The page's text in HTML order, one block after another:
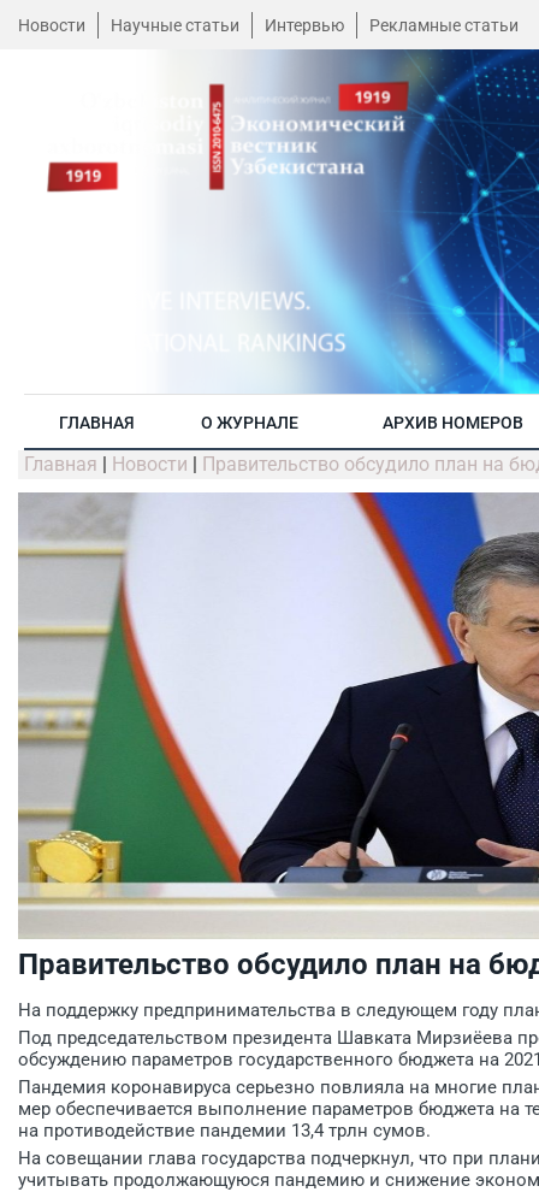
Новости Научные статьи Интервью Рекламные статьи
ГЛАВНАЯ О ЖУРНАЛЕ АРХИВ НОМЕРОВ
Главная | Новости | Правительство обсудило план на
Правительство обсудило план на
На поддержку предпринимательства в следующем году
Под председательством президента Шавката Мирзиёева
обсуждению параметров государственного бюджета на
Пандемия коронавируса серьезно повлияла на многие
мер обеспечивается выполнение параметров бюджета на
на противодействие пандемии 13,4 трлн сумов.
На совещании глава государства подчеркнул, что при
учитывать продолжающуюся пандемию и снижение